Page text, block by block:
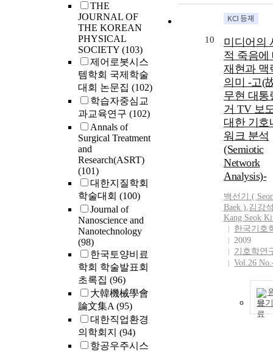
THE
JOURNAL OF
THE KOREAN
PHYSICAL
SOCIETY (103)
제어로봇시스
템학회 국제학술
대회 논문집 (102)
학습자중심교
과교육연구 (102)
Annals of
Surgical Treatment
and
Research(ASRT)
(101)
대한지질학회
학술대회 (100)
Journal of
Nanoscience and
Nanotechnology
(98)
한국토양비료
학회 학술발표회
초록집 (96)
大韓機械學會
論文集A(95)
대한직업환경
의학회지 (94)
항공우주시스
10
미디어의
적 죽음에
재현과 맥
의미 -고(
무현 대통
거 TV 보
대한 기호
워크 분석
(Semiotic
Network
Analysis)-
백선기 (
Baek ),김강
Kang Seok
한국기호
2009
기호학연
Vol.26
보기